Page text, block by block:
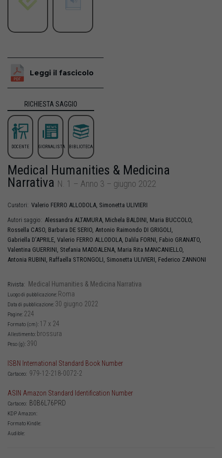
Leggi il fascicolo
RICHIESTA SAGGIO
DOCENTE GIORNALISTA BIBLIOTECA
Medical Humanities & Medicina
Narrativa N. 1 – Anno 3 – giugno 2022
Curatori: Valerio FERRO ALLODOLA Simonetta ULIVIERI
Autori saggio: Alessandra ALTAMURA Michela BALDINI Maria BUCCOLO
Rossella CASO Barbara DE SERIO Antonio Raimondo DI GRIGOLI
Gabriella D’APRILE Valerio FERRO ALLODOLA Dalila FORNI Fabio GRANATO
Valentina GUERRINI Stefania MADDALENA Maria Rita MANCANIELLO
Antonia RUBINI Raffaella STRONGOLI Simonetta ULIVIERI Federico ZANNONI
Rivista: Medical Humanities & Medicina Narrativa
Luogo di pubblicazione: Roma
Data di pubblicazione: 30 giugno 2022
Pagine: 224
Formato (cm): 17 x 24
Allestimento: brossura
Peso (g): 390
ISBN International Standard Book Number
Cartaceo: 979-12-218-0072-2
ASIN Amazon Standard Identification Number
Cartaceo: B0B6L76PRD
KDP Amazon:
Formato Kindle:
Audible: